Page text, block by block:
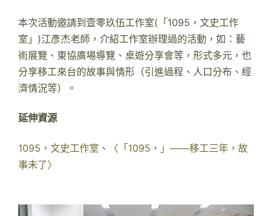
本次活動邀請到壹零玖伍工作室(「1095，文史工作
室」)江彥杰老師，介紹工作室辦理過的活動，如：藝
術展覽、東協廣場導覽、桌遊分享會等，形式多元，也
分享移工來台的故事與情形（引進過程、人口分布、經
濟情況等）。
延伸資源
1095，文史工作室 、
〈「1095，」——移工三年，故
事未了〉